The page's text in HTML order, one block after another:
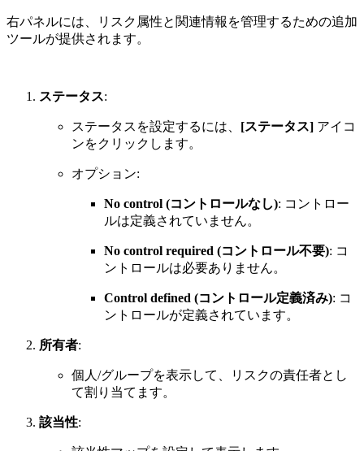
右パネルには、リスク属性と関連情報を管理するための追加
ツールが提供されます。
ステータス:
ステータスを設定するには、 [ステータス] アイコ
ンをクリックします。
オプション:
No control (コントロールなし): コントロー
ルは定義されていません。
No control required (コントロール不要): コ
ントロールは必要ありません。
Control defined (コントロール定義済み): コ
ントロールが定義されています。
所有者:
個人/グループを表示して、リスクの責任者とし
て割り当てます。
該当性: